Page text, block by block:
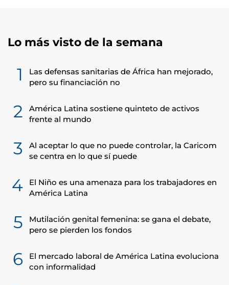
Lo más visto de la semana
1
Las defensas sanitarias de África han mejorado,
pero su financiación no
2
América Latina sostiene quinteto de activos
frente al mundo
3
Al aceptar lo que no puede controlar, la Caricom
se centra en lo que sí puede
4
El Niño es una amenaza para los trabajadores en
América Latina
5
Mutilación genital femenina: se gana el debate,
pero se pierden los fondos
6
El mercado laboral de América Latina evoluciona
con informalidad